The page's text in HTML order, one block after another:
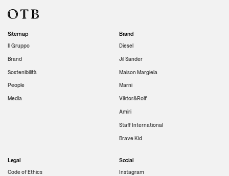
Sitemap
Il Gruppo
Brand
Sostenibilità
People
Media
Brand
Diesel
Jil Sander
Maison Margiela
Marni
Viktor&Rolf
Amiri
Staff International
Brave Kid
Legal
Code of Ethics
Social
Instagram